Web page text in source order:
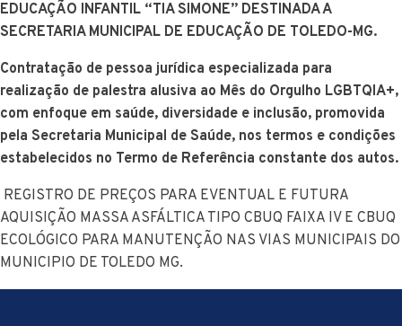
EDUCAÇÃO INFANTIL “TIA SIMONE” DESTINADA A
SECRETARIA MUNICIPAL DE EDUCAÇÃO DE TOLEDO-MG.
Contratação de pessoa jurídica especializada para
realização de palestra alusiva ao Mês do Orgulho LGBTQIA+,
com enfoque em saúde, diversidade e inclusão, promovida
pela Secretaria Municipal de Saúde, nos termos e condições
estabelecidos no Termo de Referência constante dos autos.
REGISTRO DE PREÇOS PARA EVENTUAL E FUTURA
AQUISIÇÃO MASSA ASFÁLTICA TIPO CBUQ FAIXA IV E CBUQ
ECOLÓGICO PARA MANUTENÇÃO NAS VIAS MUNICIPAIS DO
MUNICIPIO DE TOLEDO MG.